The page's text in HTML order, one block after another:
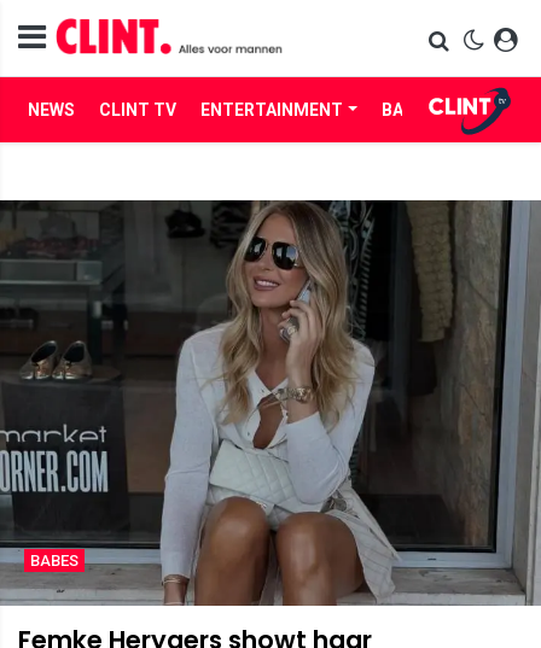
NEWS CLINT TV ENTERTAINMENT BABES LIFE
BABES
Femke Herygers showt haar